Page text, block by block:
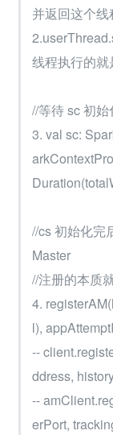
并返回这个线
线程执行的
//等待 sc 初
3. val sc:
//cs 初始化完
Master
//注册的本质
4.
l),
--
ddress,
--
erPort,